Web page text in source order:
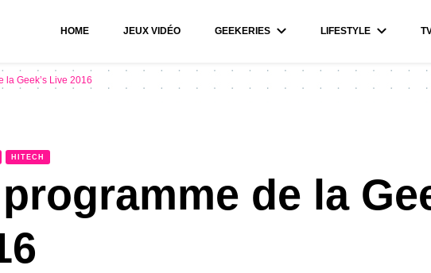
HOME JEUX VIDÉO GEEKERIES LIFESTYLE
la Geek’s Live 2016
HITECH
de la